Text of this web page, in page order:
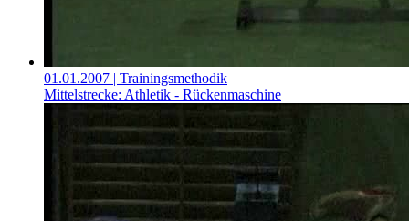
01.01.2007 | Trainingsmethodik
Mittelstrecke: Athletik - Rückenmaschine